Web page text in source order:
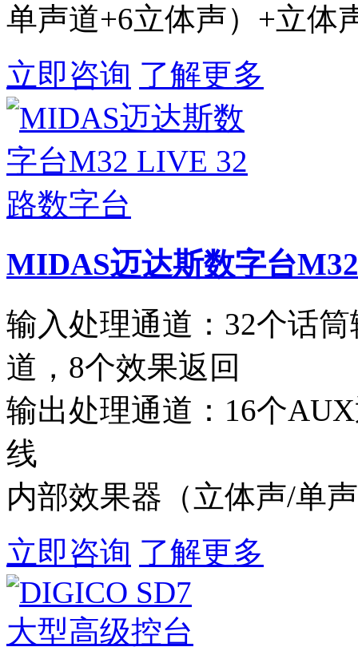
单声道+6立体声）+立体
立即咨询 了解更多
MIDAS迈达斯数字台
输入处理通道：32个话
道，8个效果返回
输出处理通道：16个
线
内部效果器（立体声/单
立即咨询 了解更多